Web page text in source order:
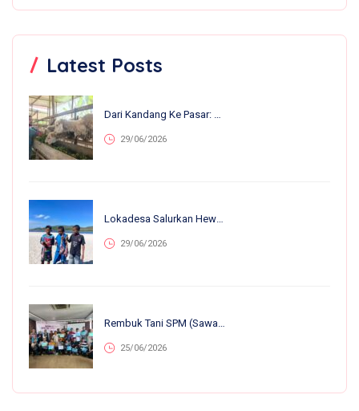
Latest Posts
29/06/2026
29/06/2026
25/06/2026